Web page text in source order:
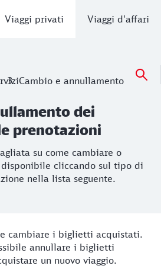
Viaggi privati Viaggi d'affari
dei biglietti
Cambio e annullamento
dei
prenotazioni
su come cambiare o
cliccando sul tipo di
nella lista seguente.
cambiare i biglietti acquistati.
annullare i biglietti
un nuovo viaggio.